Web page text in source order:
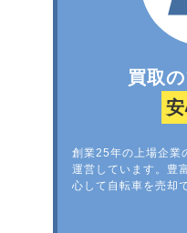
買取
創業25年の上場企業
運営しています。豊
心して自転車を売却